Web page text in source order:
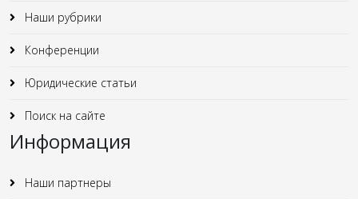
Наши рубрики
Конференции
Юридические статьи
Поиск на сайте
Информация
Наши партнеры